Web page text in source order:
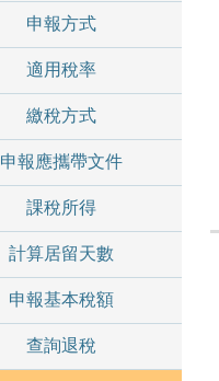
申報方式
適用稅率
繳稅方式
申報應攜帶文件
課稅所得
計算居留天數
申報基本稅額
查詢退稅